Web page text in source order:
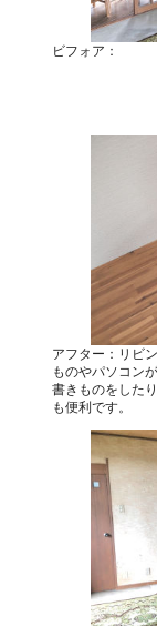
ビフォア：
アフター：リビ
ものやパソコン
書きものをした
も便利です。